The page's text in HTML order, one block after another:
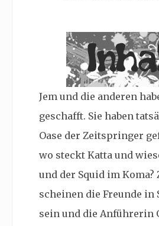
Jem und die anderen
geschafft. Sie haben
Oase der Zeitspringer
wo steckt Katta und
und der Squid im Koma?
scheinen die Freunde in
sein und die Anführerin